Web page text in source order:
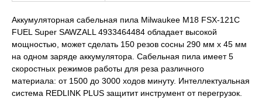
Аккумуляторная сабельная пила Milwaukee M18 FSX-121C
FUEL Super SAWZALL 4933464484 обладает высокой
мощностью, может сделать 150 резов сосны 290 мм x 45 мм
на одном заряде аккумулятора. Сабельная пила имеет 5
скоростных режимов работы для реза различного
материала: от 1500 до 3000 ходов минуту. Интеллектуальная
система REDLINK PLUS защитит инструмент от перегрузок.